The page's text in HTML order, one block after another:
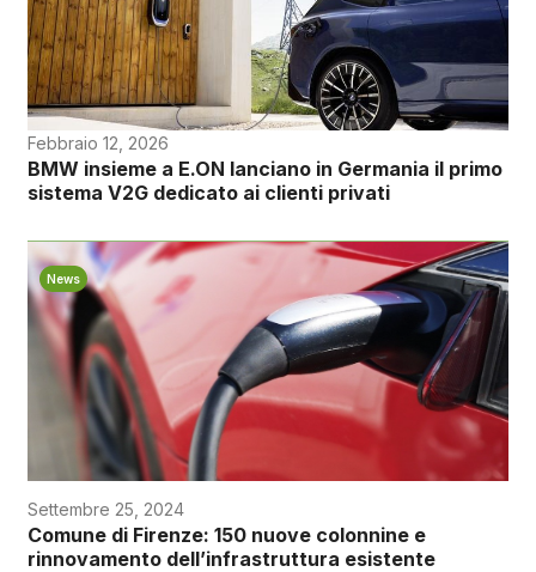
Febbraio 12, 2026
BMW insieme a E.ON lanciano in Germania il primo
sistema V2G dedicato ai clienti privati
News
Settembre 25, 2024
Comune di Firenze: 150 nuove colonnine e
rinnovamento dell’infrastruttura esistente